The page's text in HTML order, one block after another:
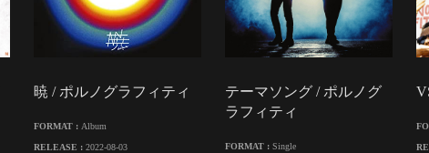
暁 / ポルノグラフィティ
FORMAT : Album
RELEASE : 2022-08-03
テーマソング / ポルノグ
ラフィティ
FORMAT : Single